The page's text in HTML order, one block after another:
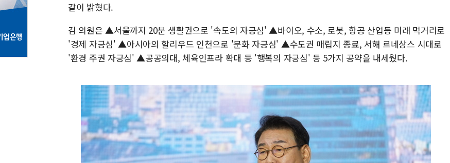
같이 밝혔다.
김 의원은 ▲서울까지 20분 생활권으로 '속도의 자긍심' ▲바이오, 수소, 로봇, 항공 산업등 미래 먹거리로
'경제 자긍심' ▲아시아의 할리우드 인천으로 '문화 자긍심' ▲수도권 매립지 종료, 서해 르네상스 시대로
'환경 주권 자긍심' ▲공공의대, 체육인프라 확대 등 '행복의 자긍심' 등 5가지 공약을 내세웠다.